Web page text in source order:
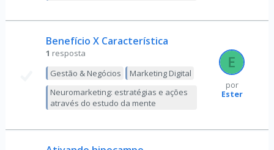
Benefício X Característica
1 resposta
Gestão & Negócios
Marketing Digital
Neuromarketing: estratégias e ações
através do estudo da mente
por
Ester